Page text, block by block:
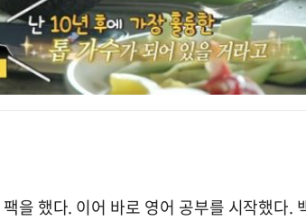
을 했다. 이어 바로 영어 공부를 시작했다.